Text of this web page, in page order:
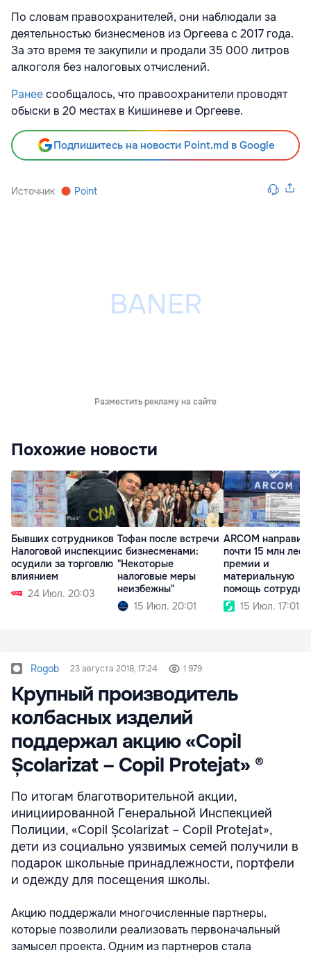
По словам правоохранителей, они наблюдали за
деятельностью бизнесменов из Оргеева с 2017 года.
За это время те закупили и продали 35 000 литров
алкоголя без налоговых отчислений.
Ранеесообщалось, что правоохранители проводят
обыски в 20 местах в Кишиневе и Оргееве.
Подпишитесь на новости Point.md в Google
Источник Point
Разместить рекламу на сайте
Похожие новости
Бывших сотрудников
Налоговой инспекции
осудили за торговлю
влиянием
24 Июл. 20:03
Тофан после встречи
с бизнесменами:
"Некоторые
налоговые меры
неизбежны"
15 Июл. 20:01
ARCOM направит
почти 15 млн
премии и
материальную
помощь
15 Июл. 17:01
Rogob 23 августа 2018, 17:24 1 979
Крупный производитель
колбасных изделий
поддержал акцию «Copil
Școlarizat – Copil Protejat» ®
По итогам благотворительной акции,
инициированной Генеральной Инспекцией
Полиции, «Copil Școlarizat – Copil Protejat»,
дети из социально уязвимых семей получили в
подарок школьные принадлежности, портфели
и одежду для посещения школы.
Акцию поддержали многочисленные партнеры,
которые позволили реализовать первоначальный
замысел проекта. Одним из партнеров стала